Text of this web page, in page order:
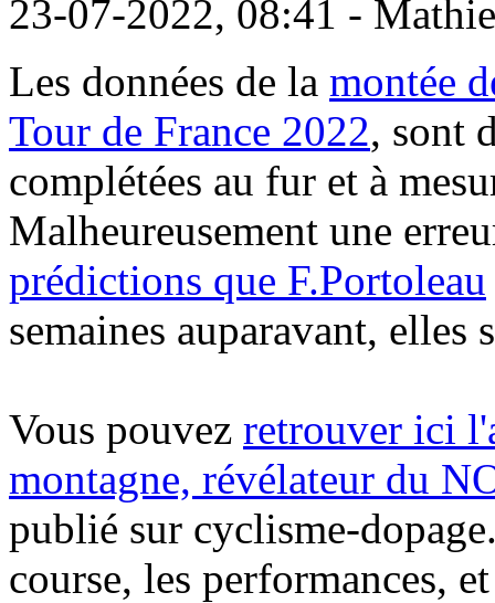
23-07-2022, 08:41 -
Les données de la montée
Tour de France 2022, sont
complétées au fur et à
Malheureusement une
prédictions que F.Portoleau
semaines auparavant, elles
Vous pouvez retrouver ici
montagne, révélateur du
publié sur cyclisme-
course, les performances,